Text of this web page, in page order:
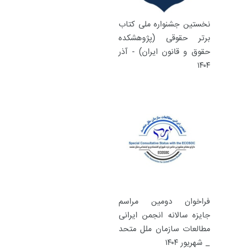
نخستین جشنواره ملی کتاب
برتر حقوقی (پژوهشکده
حقوق و قانون ایران) - آذر
۱۴۰۴
فراخوان دومین مراسم
جایزه سالانه انجمن ایرانی
مطالعات سازمان ملل متحد
_ شهریور ۱۴۰۴